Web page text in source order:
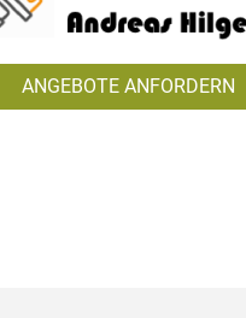
ANGEBOTE ANFORDERN